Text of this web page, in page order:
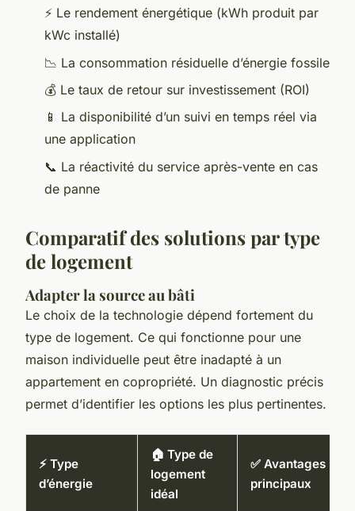
⚡ Le rendement énergétique (kWh produit par
kWc installé)
📉 La consommation résiduelle d’énergie fossile
💰 Le taux de retour sur investissement (ROI)
📱 La disponibilité d’un suivi en temps réel via
une application
📞 La réactivité du service après-vente en cas
de panne
Comparatif des solutions par type
de logement
Adapter la source au bâti
Le choix de la technologie dépend fortement du
type de logement. Ce qui fonctionne pour une
maison individuelle peut être inadapté à un
appartement en copropriété. Un diagnostic précis
permet d’identifier les options les plus pertinentes.
⚡ Type
d’énergie
🏠 Type de
logement
idéal
✅ Avantages
principaux